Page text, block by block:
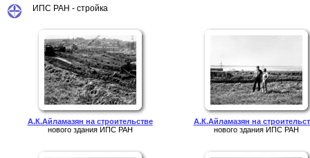
ИПС РАН - стройка
А.К.Айламазян на строительстве
нового здания ИПС РАН
А.К.Айламазян на
нового здания ИПС РАН